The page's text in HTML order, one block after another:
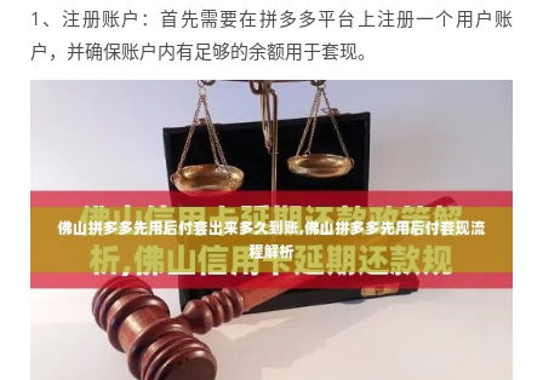
1、注册账户：首先需要在拼多多平台上注册一个用户账
户，并确保账户内有足够的余额用于套现。